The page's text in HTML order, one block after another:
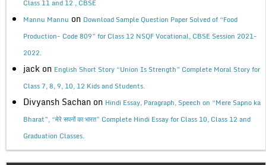
Class 11 and 12 , CBSE
Mannu Mannu on Download Sample Question Paper Solved of “Food
Production- Code 809” for Class 12 NSQF Vocational, CBSE Session 2021-
2022.
jack on English Short Story “Union Is Strength” Complete Moral Story for
Class 7, 8, 9, 10, 12 Kids and Students.
Divyansh Sachan on Hindi Essay, Paragraph, Speech on “Mere Sapno ka
Bharat”, “मेरे सपनों का भारत” Complete Hindi Essay for Class 10, Class 12 and
Graduation Classes.